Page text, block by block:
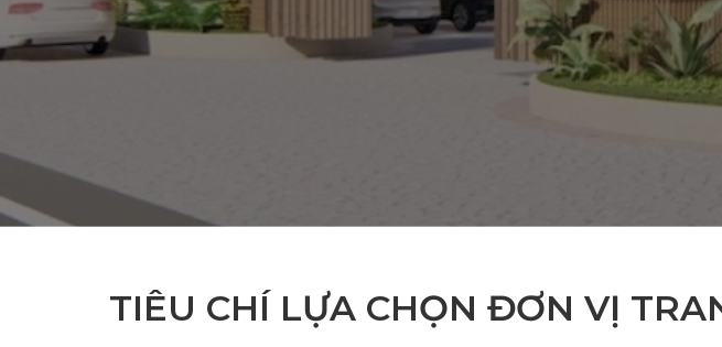
TIÊU CHÍ LỰA CHỌN ĐƠN VỊ